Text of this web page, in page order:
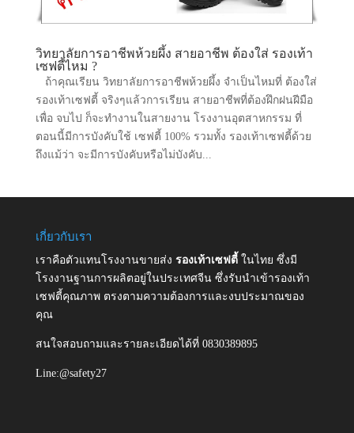
วิทยาลัยการอาชีพห้วยผึ้ง สายอาชีพ ต้องใส่ รองเท้า
เซฟตี้ไหม ?
ถ้าคุณเรียน วิทยาลัยการอาชีพห้วยผึ้ง จำเป็นไหมที่ ต้องใส่
รองเท้าเซฟตี้ จริงๆแล้วการเรียน สายอาชีพที่ต้องฝึกฝนฝีมือ
เพื่อ จบไป ก็จะทำงานในสายงาน โรงงานอุตสาหกรรม ที่
ตอนนี้มีการบังคับใช้ เซฟตี้ 100% รวมทั้ง รองเท้าเซฟตี้ด้วย
ถึงแม้ว่า จะมีการบังคับหรือไม่บังคับ...
เกี่ยวกับเรา
เราคือตัวแทนโรงงานขายส่ง รองเท้าเซฟตี้ ในไทย ซึ่งมี
โรงงานฐานการผลิตอยู่ในประเทศจีน ซึ่งรับนำเข้ารองเท้า
เซฟตี้คุณภาพ ตรงตามความต้องการและงบประมาณของ
คุณ
สนใจสอบถามและรายละเอียดได้ที่ 0830389895
Line:@safety27